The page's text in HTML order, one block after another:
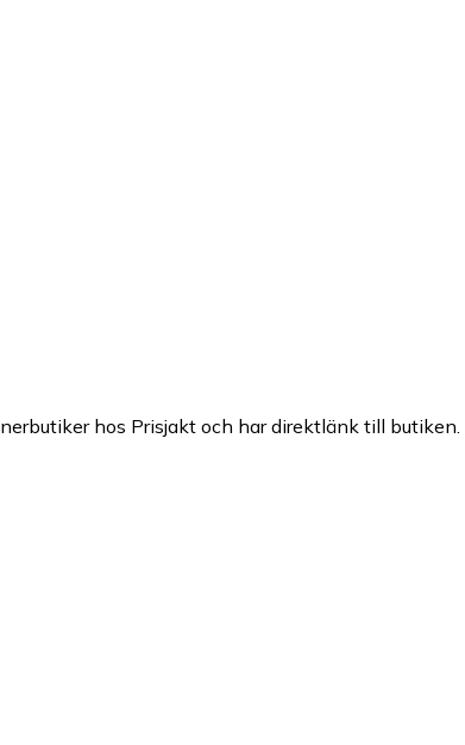
hos Prisjakt och har direktlänk till butiken.